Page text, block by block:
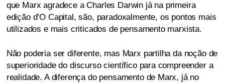
que Marx agradece a Charles Darwin já na primeira
edição d’O Capital, são, paradoxalmente, os pontos mais
utilizados e mais criticados de pensamento marxista.
Não poderia ser diferente, mas Marx partilha da noção de
superioridade do discurso científico para compreender a
realidade. A diferença do pensamento de Marx, já no